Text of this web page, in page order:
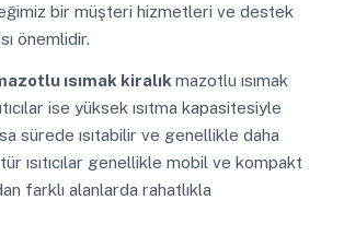
bir müşteri hizmetleri ve destek
önemlidir.
ısımak kiralık mazotlu ısımak
ise yüksek ısıtma kapasitesiyle
sürede ısıtabilir ve genellikle daha
ısıtıcılar genellikle mobil ve kompakt
farklı alanlarda rahatlıkla